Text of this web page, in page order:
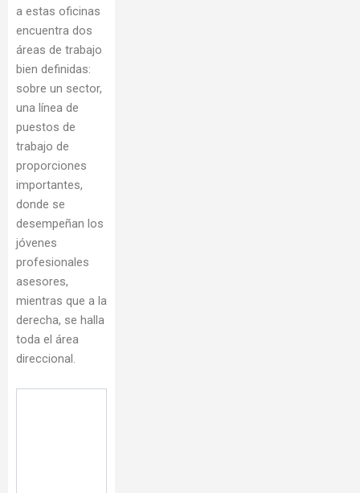
a estas oficinas
encuentra dos
áreas de trabajo
bien definidas:
sobre un sector,
una línea de
puestos de
trabajo de
proporciones
importantes,
donde se
desempeñan los
jóvenes
profesionales
asesores,
mientras que a la
derecha, se halla
toda el área
direccional.